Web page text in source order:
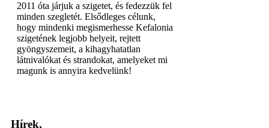
2011 óta járjuk a szigetet, és fedezzük fel
minden szegletét. Elsődleges célunk,
hogy mindenki megismerhesse Kefalonia
szigetének legjobb helyeit, rejtett
gyöngyszemeit, a kihagyhatatlan
látnivalókat és strandokat, amelyeket mi
magunk is annyira kedvelünk!
Hírek,